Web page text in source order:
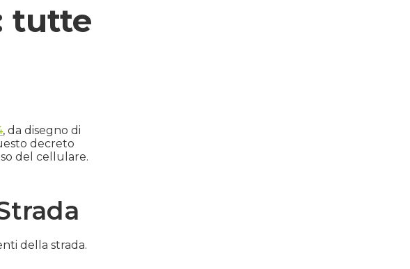
tutte
, da disegno di
decreto
del cellulare.
della strada.